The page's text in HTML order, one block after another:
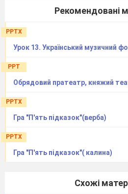
Рекомендовані
PPTX
Урок 13. Український музичний
PPT
Обрядовий пратеатр, княжий
PPTX
Гра "П'ять підказок"(верба)
PPTX
Гра "П'ять підказок"( калина)
Схожі